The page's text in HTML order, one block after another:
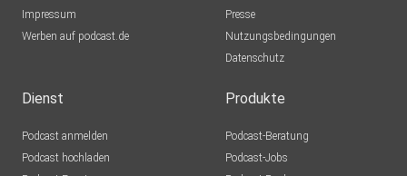
Impressum
Werben auf podcast.de
Presse
Nutzungsbedingungen
Datenschutz
Dienst
Podcast anmelden
Podcast hochladen
Produkte
Podcast-Beratung
Podcast-Jobs